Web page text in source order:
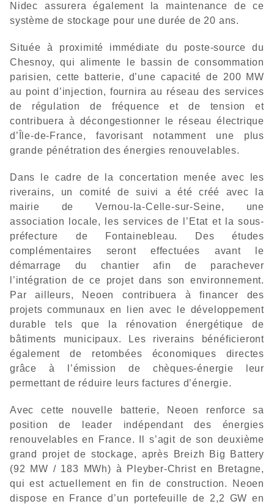
Nidec assurera également la maintenance de ce
système de stockage pour une durée de 20 ans.
Située à proximité immédiate du poste-source du
Chesnoy, qui alimente le bassin de consommation
parisien, cette batterie, d’une capacité de 200 MW
au point d’injection, fournira au réseau des services
de régulation de fréquence et de tension et
contribuera à décongestionner le réseau électrique
d’Île-de-France, favorisant notamment une plus
grande pénétration des énergies renouvelables.
Dans le cadre de la concertation menée avec les
riverains, un comité de suivi a été créé avec la
mairie de Vernou-la-Celle-sur-Seine, une
association locale, les services de l’Etat et la sous-
préfecture de Fontainebleau. Des études
complémentaires seront effectuées avant le
démarrage du chantier afin de parachever
l’intégration de ce projet dans son environnement.
Par ailleurs, Neoen contribuera à financer des
projets communaux en lien avec le développement
durable tels que la rénovation énergétique de
bâtiments municipaux. Les riverains bénéficieront
également de retombées économiques directes
grâce à l’émission de chèques-énergie leur
permettant de réduire leurs factures d’énergie.
Avec cette nouvelle batterie, Neoen renforce sa
position de leader indépendant des énergies
renouvelables en France. Il s’agit de son deuxième
grand projet de stockage, après Breizh Big Battery
(92 MW / 183 MWh) à Pleyber-Christ en Bretagne,
qui est actuellement en fin de construction. Neoen
dispose en France d’un portefeuille de 2,2 GW en